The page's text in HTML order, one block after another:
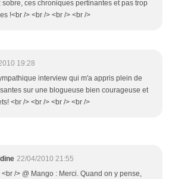
sobre, ces chroniques pertinantes et pas trop
!<br /> <br /> <br /> <br />
19:28
interview qui m'a appris plein de
sur une blogueuse bien courageuse et
<br /> <br /> <br /> <br />
22/04/2010 21:55
<br /> @ Mango : Merci. Quand on y pense,